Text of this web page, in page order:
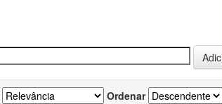
Ordenar